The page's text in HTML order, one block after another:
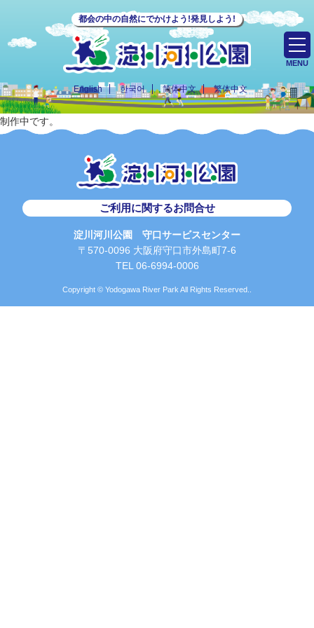
都会の中の自然にでかけよう!発見しよう!
English 한국어 简体中文 繁体中文
MENU
制作中です。
ご利用に関するお問合せ
淀川河川公園 守口サービスセンター
〒570-0096 大阪府守口市外島町7-6
TEL 06-6994-0006
Copyright © Yodogawa River Park All Rights Reserved..